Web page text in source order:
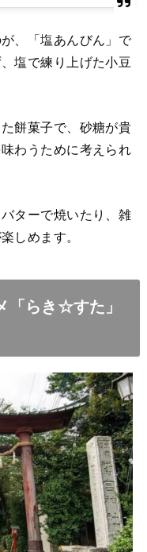
、「塩あんびん」で
塩で練り上げた小豆
餅菓子で、砂糖が貴
わうために考えられ
ターで焼いたり、雑
しめます。
「らき☆すた」